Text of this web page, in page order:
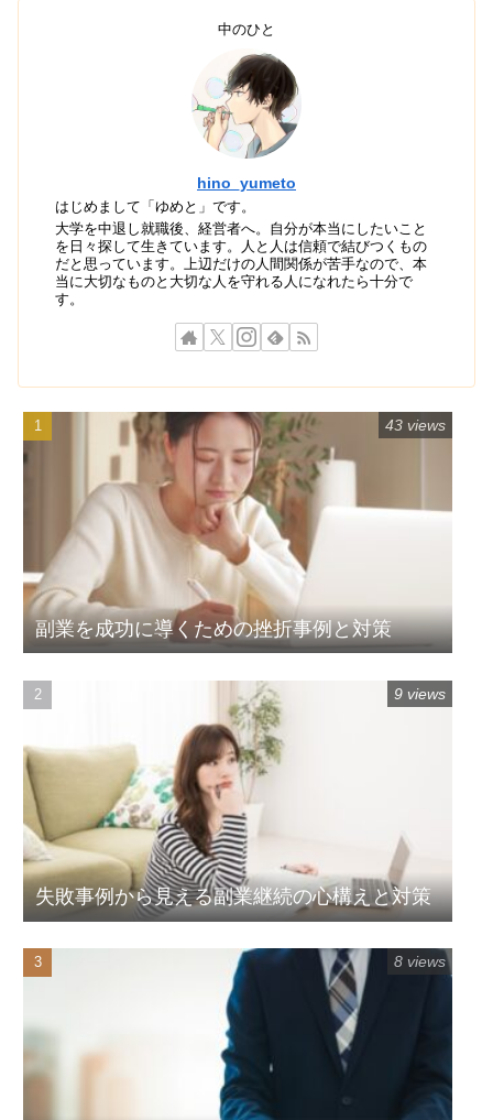
中のひと
hino_yumeto
はじめまして「ゆめと」です。
大学を中退し就職後、経営者へ。自分が本当にしたいこと
を日々探して生きています。人と人は信頼で結びつくもの
だと思っています。上辺だけの人間関係が苦手なので、本
当に大切なものと大切な人を守れる人になれたら十分で
す。
副業を成功に導くための挫折事例と対策
43 views
失敗事例から見える副業継続の心構えと対策
9 views
8 views